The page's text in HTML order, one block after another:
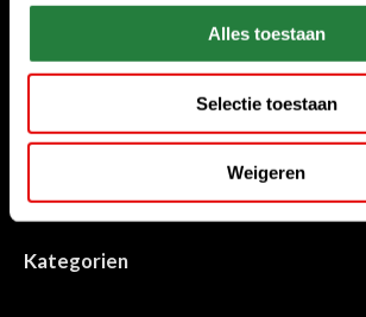
Alles toestaan
Selectie toestaan
Weigeren
Senden Sie uns eine E-Mail
sales@golfdriver.nl
Kundenservice
Informationen
Kategorien